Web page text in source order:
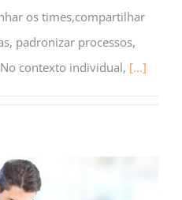
os times,compartilhar
padronizar processos,
contexto individual, [...]